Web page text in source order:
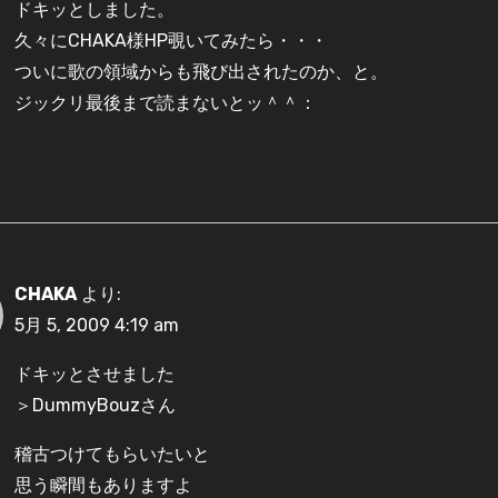
ドキッとしました。
久々にCHAKA様HP覗いてみたら・・・
ついに歌の領域からも飛び出されたのか、と。
ジックリ最後まで読まないとッ＾＾：
CHAKA より:
5月 5, 2009 4:19 am
ドキッとさせました
＞DummyBouzさん
稽古つけてもらいたいと
思う瞬間もありますよ